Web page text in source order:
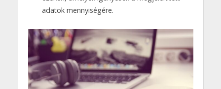
adatok mennyiségére.